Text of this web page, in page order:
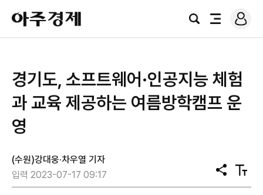
아
주
경
검
전
로
그
경기도, 소프트웨어·인공지능 체험
과 교육 제공하는 여름방학캠프 운
영
(수원)강대웅·차우열 기자
입력 2023-07-17 09:17
공
유
텍
스